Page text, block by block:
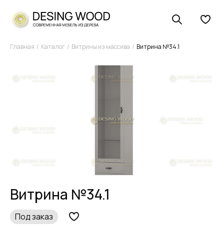
Главная Каталог Витрины из массива Витрина №34.1
Витрина №34.1
Под заказ